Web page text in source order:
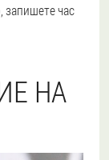
запишете час
НА